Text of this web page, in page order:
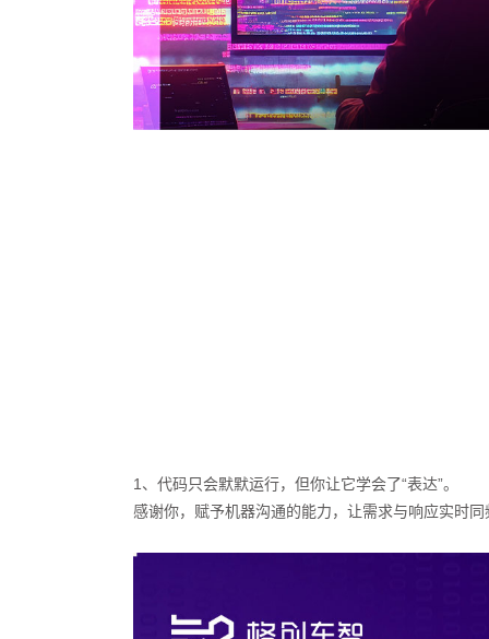
1、代码只会默默运行，但你让它学会了“表达”。
感谢你，赋予机器沟通的能力，让需求与响应实时同